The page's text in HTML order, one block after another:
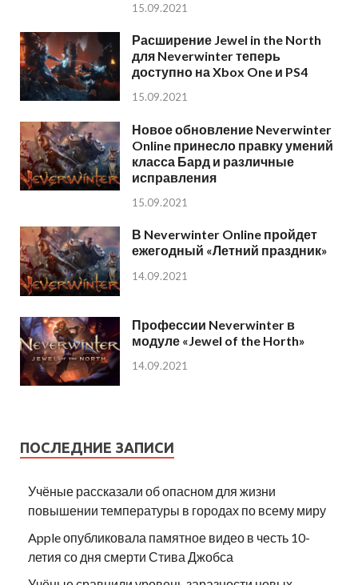
15.09.2021
Расширение Jewel in the North
для Neverwinter теперь
доступно на Xbox One и PS4
15.09.2021
Новое обновление Neverwinter
Online принесло правку умений
класса Бард и различные
исправления
15.09.2021
В Neverwinter Online пройдет
ежегодный «Летний праздник»
14.09.2021
Профессии Neverwinter в
модуле «Jewel of the Horth»
14.09.2021
ПОСЛЕДНИЕ ЗАПИСИ
Учёные рассказали об опасном для жизни
повышении температуры в городах по всему миру
Apple опубликовала памятное видео в честь 10-
летия со дня смерти Стива Джобса